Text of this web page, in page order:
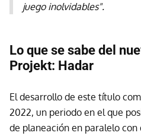
juego inolvidables".
Lo que se sabe del
Projekt: Hadar
El desarrollo de este título
2022, un periodo en el que
de planeación en paralelo con